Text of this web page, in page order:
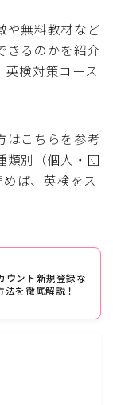
５級！小学生が
】
材とは
や無料教材など
きるのかを紹介
検対策コース
はこちらを参考
類別（個人・団
ば、英検をス
ウント新規登録な
を徹底解説！